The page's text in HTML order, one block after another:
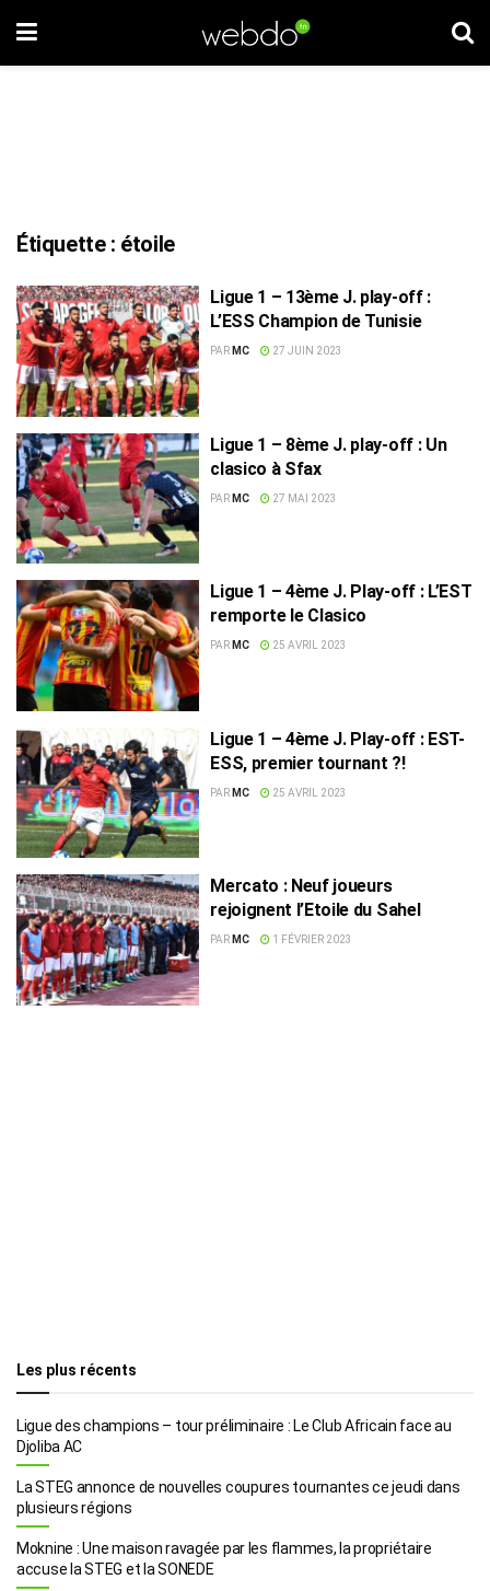
Étiquette : étoile
Ligue 1 – 13ème J. play-off :
L’ESS Champion de Tunisie
PAR MC 27 JUIN 2023
Ligue 1 – 8ème J. play-off : Un
clasico à Sfax
PAR MC 27 MAI 2023
Ligue 1 – 4ème J. Play-off : L’EST
remporte le Clasico
PAR MC 25 AVRIL 2023
Ligue 1 – 4ème J. Play-off : EST-
ESS, premier tournant ?!
PAR MC 25 AVRIL 2023
Mercato : Neuf joueurs
rejoignent l’Etoile du Sahel
PAR MC 1 FÉVRIER 2023
Les plus récents
Ligue des champions – tour préliminaire : Le Club Africain face au
Djoliba AC
La STEG annonce de nouvelles coupures tournantes ce jeudi dans
plusieurs régions
Moknine : Une maison ravagée par les flammes, la propriétaire
accuse la STEG et la SONEDE